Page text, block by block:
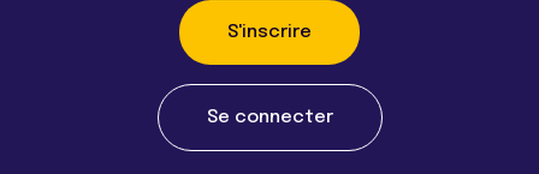
S'inscrire
Se connecter